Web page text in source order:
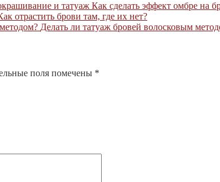
Как сделать эффект омбре на
отрастить брови там, где их нет?
Делать ли татуаж бровей волосковым
поля помечены *